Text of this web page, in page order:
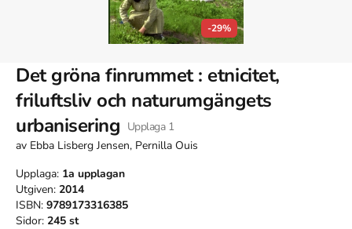
-29%
Det gröna finrummet : etnicitet,
friluftsliv och naturumgängets
urbanisering Upplaga 1
av Ebba Lisberg Jensen, Pernilla Ouis
Upplaga: 1a upplagan
Utgiven: 2014
ISBN: 9789173316385
Sidor: 245 st